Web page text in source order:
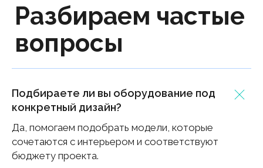
Подбираете ли вы оборудование под
конкретный дизайн?
Да, помогаем подобрать модели, которые
сочетаются с интерьером и соответствуют
бюджету проекта.
Мы анализируем ваш объект
и подбираем оптимальные
Вы оставляете заявку
или заполняетеквиз